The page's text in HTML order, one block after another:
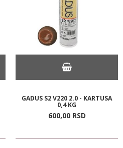
GADUS S2 V220 2.0 - KARTUSA
0,4 KG
600,00 RSD